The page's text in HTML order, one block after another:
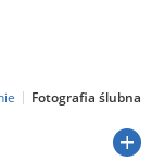
Fotografia ślubna